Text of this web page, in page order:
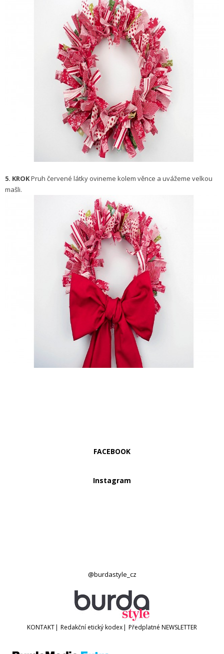
5. KROKPruh červené látky ovineme kolem věnce a uvážeme velkou
mašli.
FACEBOOK
Instagram
@burdastyle_cz
KONTAKT| Redakční etický kodex| Předplatné NEWSLETTER